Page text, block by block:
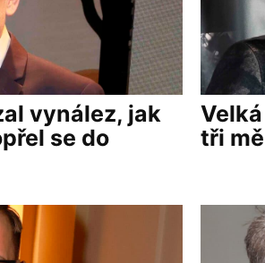
vynález, jak
se do
tři